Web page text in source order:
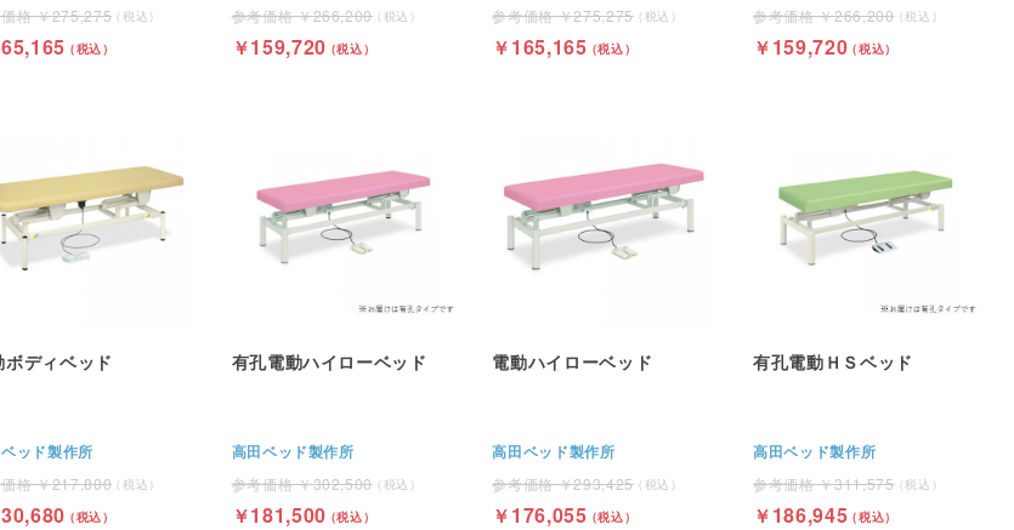
275,275 266,200
159,720
275,275
165,165
266,200
159,720
ボディベッド
ッド製作所
217,800
有孔電動ハイローベッド
高田ベッド製作所
302,500
181,500
電動ハイローベッド
高田ベッド製作所
293,425
176,055
有孔電動ＨＳベッド
高田ベッド製作所
311,575
186,945